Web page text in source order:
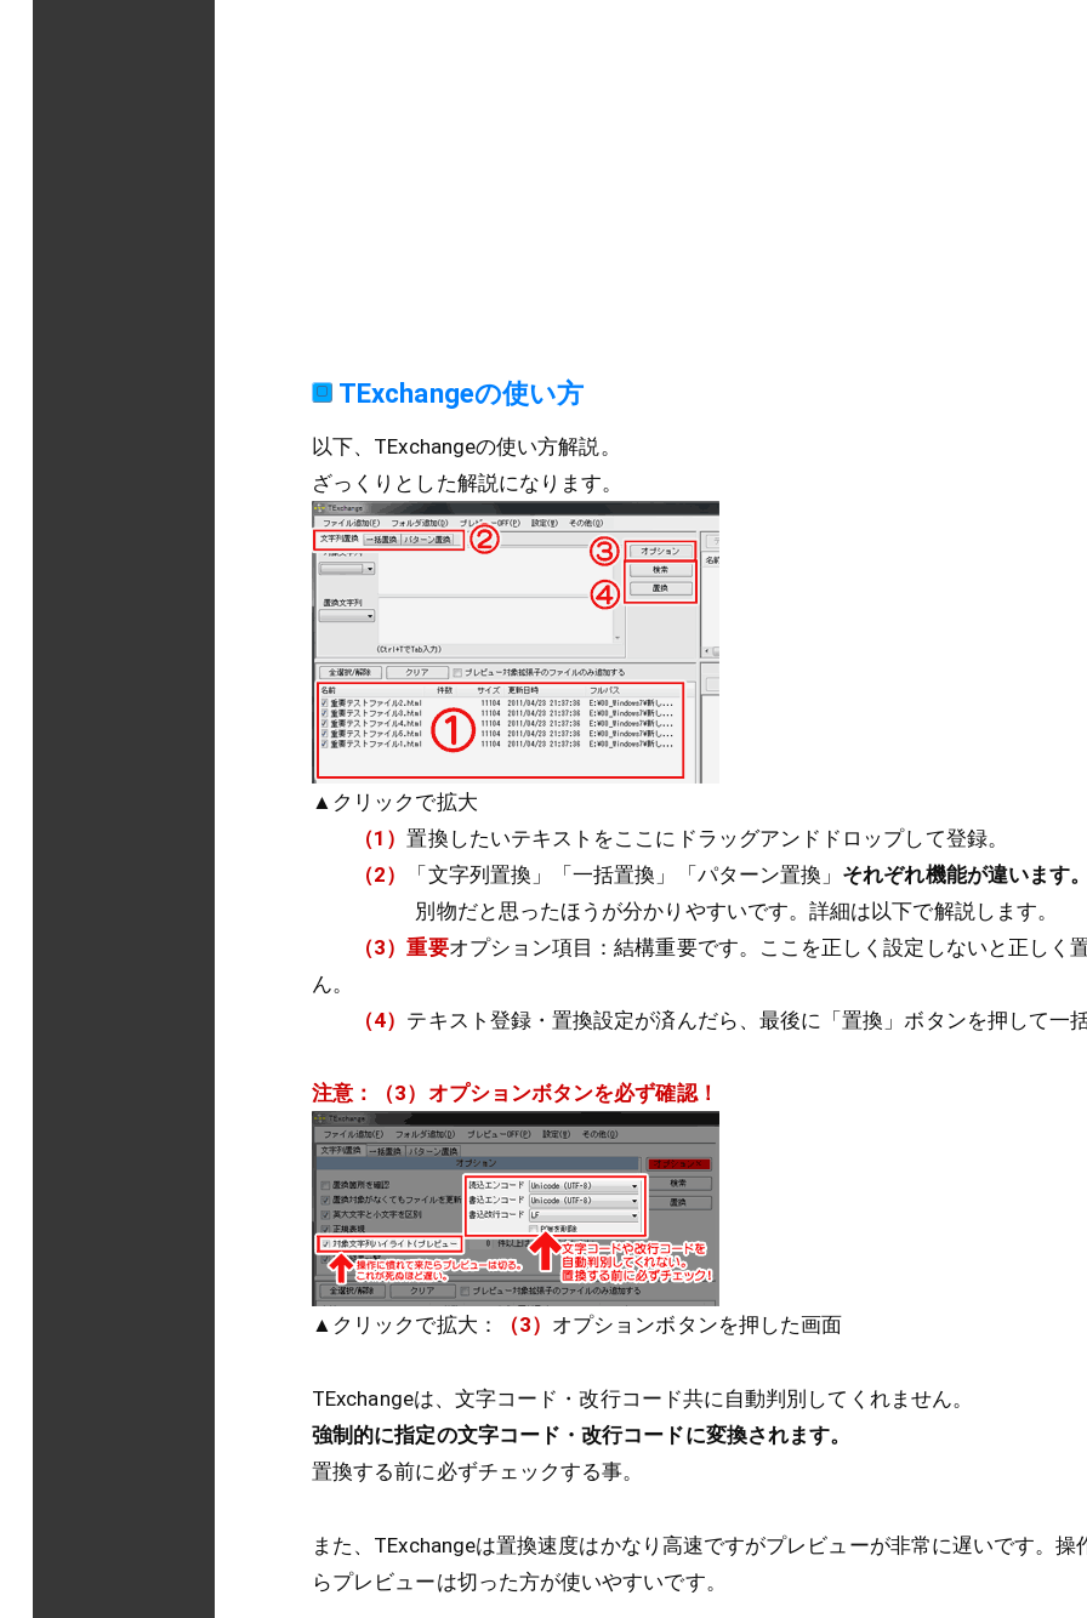
TExchangeの使い方
以下、TExchangeの使い方解説。
ざっくりとした解説になります。
▲クリックで拡大
（1）置換したいテキストをここにドラッグアンドドロップして登録。
（2）
「文字列置換」「一括置換」「パターン置換」 それぞれ機能が違います。
別物だと思ったほうが分かりやすいです。詳細は以下で解説します。
（3）重要オプション項目：結構重要です。ここを正しく設定しないと正しく
ん。
（4） テキスト登録・置換設定が済んだら、最後に「置換」ボタンを押して一
注意：（3）オプションボタンを必ず確認！
▲クリックで拡大： （3） オプションボタンを押した画面
TExchangeは、文字コード・改行コード共に自動判別してくれません。
強制的に指定の文字コード・改行コードに変換されます。
置換する前に必ずチェックする事。
また、TExchangeは置換速度はかなり高速ですがプレビューが非常に遅いです。操
らプレビューは切った方が使いやすいです。